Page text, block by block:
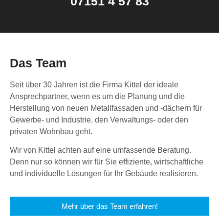
Das Team
Seit über 30 Jahren ist die Firma Kittel der ideale
Ansprechpartner, wenn es um die Planung und die
Herstellung von neuen Metallfassaden und -dächern für
Gewerbe- und Industrie, den Verwaltungs- oder den
privaten Wohnbau geht.
Wir von Kittel achten auf eine umfassende Beratung.
Denn nur so können wir für Sie effiziente, wirtschaftliche
und individuelle Lösungen für Ihr Gebäude realisieren.
Mehr über das Team erfahren!